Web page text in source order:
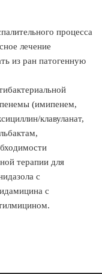
процесса
лечение
из ран патогенную
(имипенем,
клавуланат,
терапии для
с
с